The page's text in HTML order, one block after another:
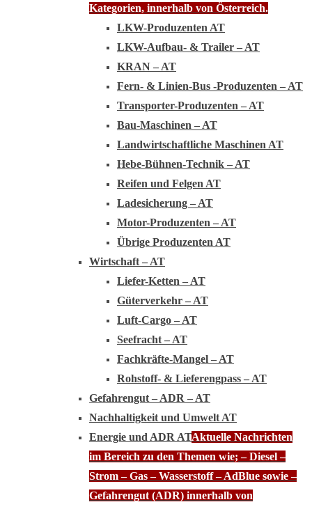
Kategorien, innerhalb von Österreich.
LKW-Produzenten AT
LKW-Aufbau- & Trailer – AT
KRAN – AT
Fern- & Linien-Bus -Produzenten – AT
Transporter-Produzenten – AT
Bau-Maschinen – AT
Landwirtschaftliche Maschinen AT
Hebe-Bühnen-Technik – AT
Reifen und Felgen AT
Ladesicherung – AT
Motor-Produzenten – AT
Übrige Produzenten AT
Wirtschaft – AT
Liefer-Ketten – AT
Güterverkehr – AT
Luft-Cargo – AT
Seefracht – AT
Fachkräfte-Mangel – AT
Rohstoff- & Lieferengpass – AT
Gefahrengut – ADR – AT
Nachhaltigkeit und Umwelt AT
Energie und ADR ATAktuelle Nachrichten
im Bereich zu den Themen wie; – Diesel –
Strom – Gas – Wasserstoff – AdBlue sowie –
Gefahrengut (ADR) innerhalb von